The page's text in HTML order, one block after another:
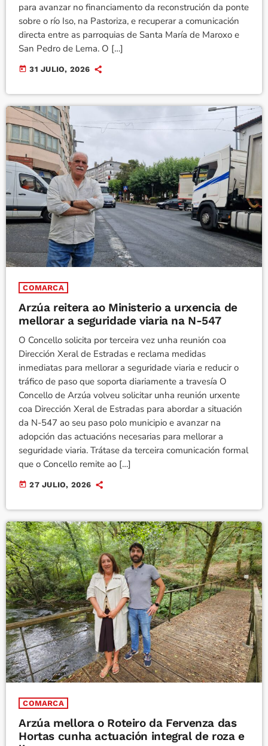
para avanzar no financiamento da reconstrución da ponte
sobre o río Iso, na Pastoriza, e recuperar a comunicación
directa entre as parroquias de Santa María de Maroxo e
San Pedro de Lema. O […]
today 31 JULIO, 2026
COMARCA
Arzúa reitera ao Ministerio a urxencia de
mellorar a seguridade viaria na N-547
O Concello solicita por terceira vez unha reunión coa
Dirección Xeral de Estradas e reclama medidas
inmediatas para mellorar a seguridade viaria e reducir o
tráfico de paso que soporta diariamente a travesía O
Concello de Arzúa volveu solicitar unha reunión urxente
coa Dirección Xeral de Estradas para abordar a situación
da N-547 ao seu paso polo municipio e avanzar na
adopción das actuacións necesarias para mellorar a
seguridade viaria. Trátase da terceira comunicación formal
que o Concello remite ao […]
today 27 JULIO, 2026
COMARCA
Arzúa mellora o Roteiro da Fervenza das
Hortas cunha actuación integral de roza e